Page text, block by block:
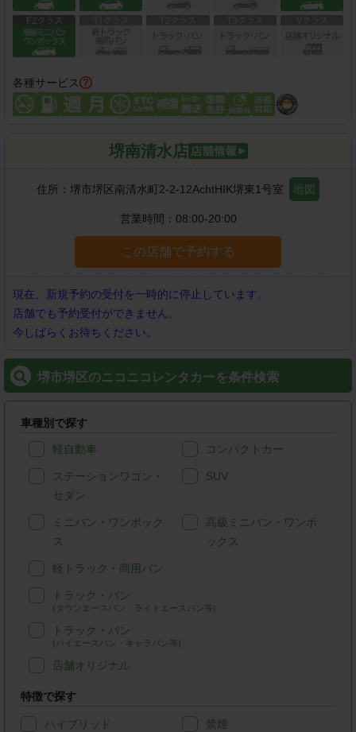
各種サービス
堺南清水店
住所： 堺市堺区南清水町2-2-12AchtHIK堺東1号室 地図
営業時間： 08:00-20:00
この店舗で予約する
現在、新規予約の受付を一時的に停止しています。
店舗でも予約受付ができません。
今しばらくお待ちください。
堺市堺区のニコニコレンタカーを条件検索
車種別で探す
軽自動車 コンパクトカー
ステーションワゴン・
セダン
SUV
ミニバン・ワンボック
ス
高級ミニバン・ワンボ
ックス
軽トラック・商用バン
トラック・バン
(タウンエースバン、ライトエースバン等)
トラック・バン
(ハイエースバン・キャラバン等)
店舗オリジナル
特徴で探す
ハイブリッド 禁煙